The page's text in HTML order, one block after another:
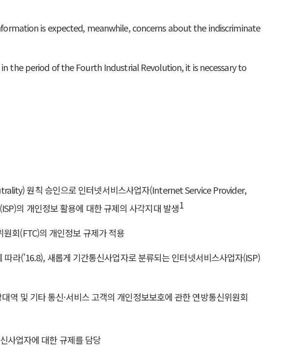
is expected, meanwhile, concerns about the indiscriminate
the period of the Fourth Industrial Revolution, it is necessary to
원칙 승인으로 인터넷서비스사업자(Internet Service Provider,
의 개인정보 활용에 대한 규제의 사각지대 발생1
회(FTC)의 개인정보 규제가 적용
라(’16.8), 새롭게 기간통신사업자로 분류되는 인터넷서비스사업자(ISP)
역 및 기타 통신·서비스 고객의 개인정보보호에 관한 연방통신위원회
사업자에 대한 규제를 담당